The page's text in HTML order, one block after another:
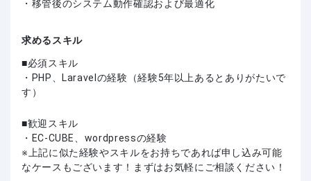
・移管後のシステム動作確認および最適化
求めるスキル
必須スキル
・PHP、Laravelの経験（経験5年以上あるとありがたいで
す）
歓迎スキル
・EC-CUBE、wordpressの経験
上記に似た経験やスキルをお持ちであれば申し込み可能
なケースもございます！まずはお気軽にご相談ください！